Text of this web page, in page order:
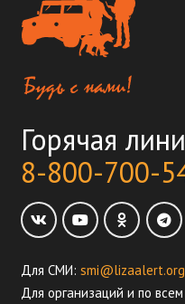
Горячая
8-800-700-
Для СМИ: smi@lizaalert.org
Для организаций и по